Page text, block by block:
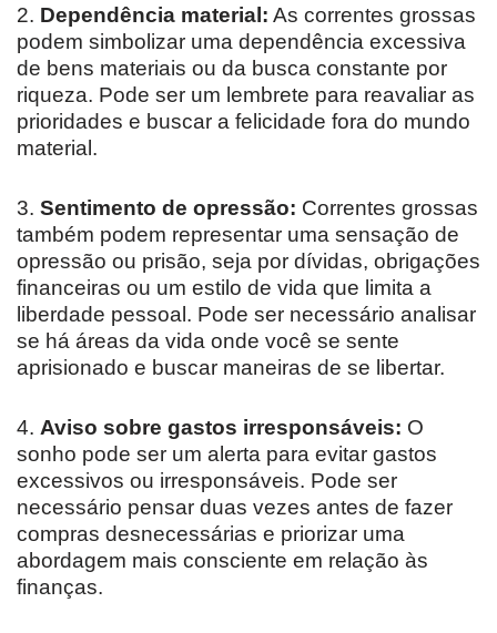
2. Dependência material: As correntes grossas
podem simbolizar uma dependência excessiva
de bens materiais ou da busca constante por
riqueza. Pode ser um lembrete para reavaliar as
prioridades e buscar a felicidade fora do mundo
material.
3. Sentimento de opressão: Correntes grossas
também podem representar uma sensação de
opressão ou prisão, seja por dívidas, obrigações
financeiras ou um estilo de vida que limita a
liberdade pessoal. Pode ser necessário analisar
se há áreas da vida onde você se sente
aprisionado e buscar maneiras de se libertar.
4. Aviso sobre gastos irresponsáveis: O
sonho pode ser um alerta para evitar gastos
excessivos ou irresponsáveis. Pode ser
necessário pensar duas vezes antes de fazer
compras desnecessárias e priorizar uma
abordagem mais consciente em relação às
finanças.